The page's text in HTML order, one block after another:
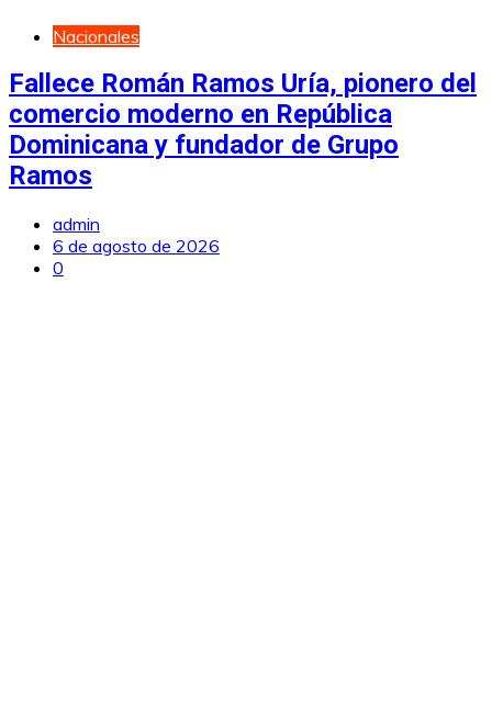
Nacionales
Fallece Román Ramos Uría, pionero del
comercio moderno en República
Dominicana y fundador de Grupo
Ramos
admin
6 de agosto de 2026
0